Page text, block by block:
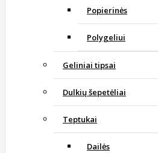
Popierinės
Polygeliui
Geliniai tipsai
Dulkių šepetėliai
Teptukai
Dailės